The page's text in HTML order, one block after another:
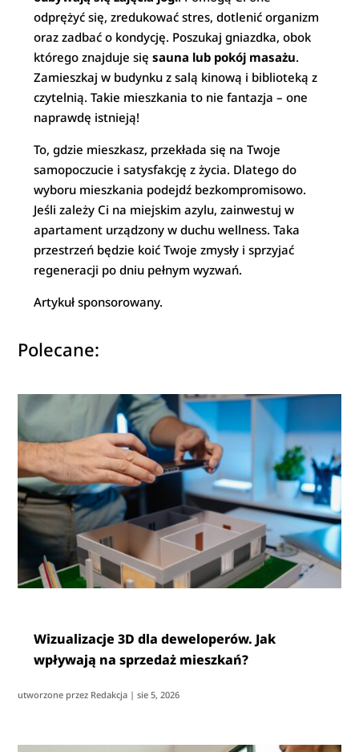
odprężyć się, zredukować stres, dotlenić organizm
oraz zadbać o kondycję. Poszukaj gniazdka, obok
którego znajduje sięsauna lub pokój masażu.
Zamieszkaj w budynku z salą kinową i biblioteką z
czytelnią. Takie mieszkania to nie fantazja – one
naprawdę istnieją!
To, gdzie mieszkasz, przekłada się na Twoje
samopoczucie i satysfakcję z życia. Dlatego do
wyboru mieszkania podejdź bezkompromisowo.
Jeśli zależy Ci na miejskim azylu, zainwestuj w
apartament urządzony w duchu wellness. Taka
przestrzeń będzie koić Twoje zmysły i sprzyjać
regeneracji po dniu pełnym wyzwań.
Artykuł sponsorowany.
Polecane:
Wizualizacje 3D dla deweloperów. Jak
wpływają na sprzedaż mieszkań?
utworzone przez Redakcja |sie 5, 2026